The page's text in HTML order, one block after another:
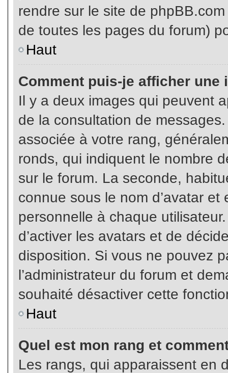
rendre sur le site de
de toutes les pages du forum)
Haut
Comment puis-je afficher une
Il y a deux images qui peuvent
de la consultation de
associée à votre rang,
ronds, qui indiquent le nombre
sur le forum. La seconde,
connue sous le nom d’avatar
personnelle à chaque
d’activer les avatars et de
disposition. Si vous ne pouvez
l’administrateur du forum et
souhaité désactiver cette
Haut
Quel est mon rang et
Les rangs, qui apparaissent en